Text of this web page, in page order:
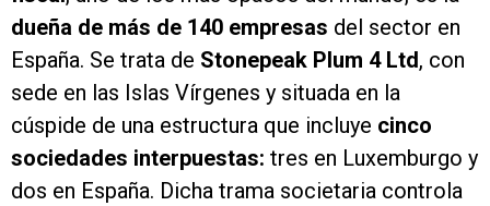
dueña de más de 140 empresas del sector en
España. Se trata de Stonepeak Plum 4 Ltd, con
sede en las Islas Vírgenes y situada en la
cúspide de una estructura que incluye cinco
sociedades interpuestas: tres en Luxemburgo y
dos en España. Dicha trama societaria controla